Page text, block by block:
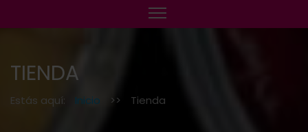
TIENDA
Estás aquí: Inicio >> Tienda